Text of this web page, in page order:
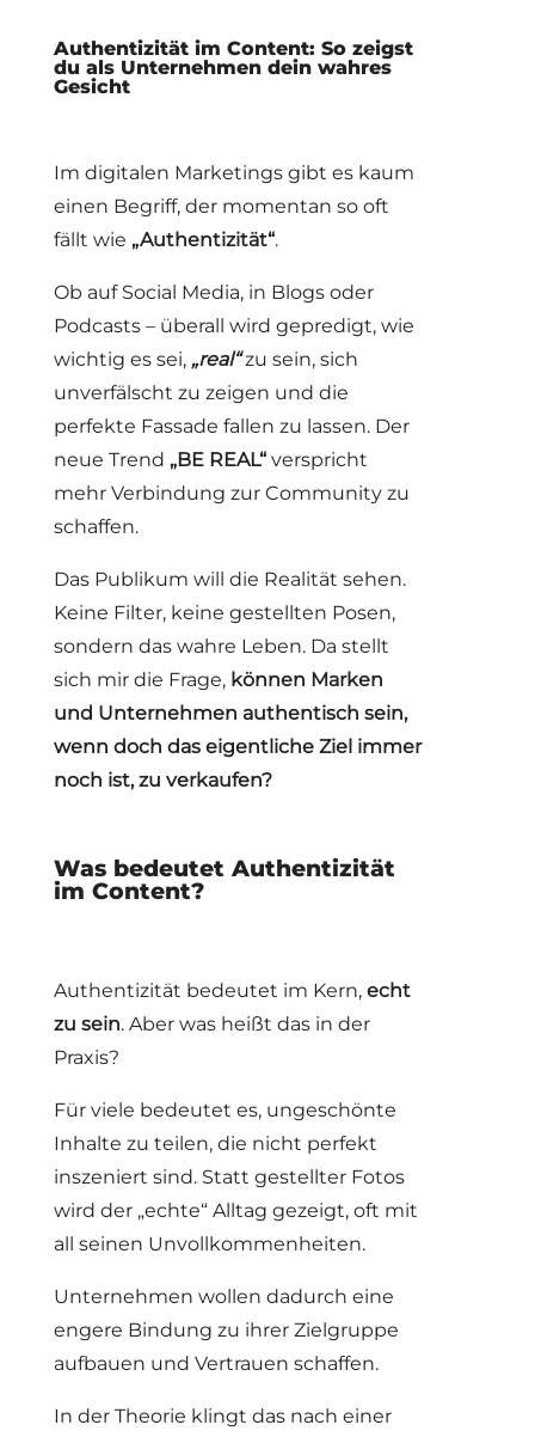
Authentizität im Content: So zeigst
du als Unternehmen dein wahres
Gesicht
Im digitalen Marketings gibt es kaum
einen Begriff, der momentan so oft
fällt wie „Authentizität“.
Ob auf Social Media, in Blogs oder
Podcasts – überall wird gepredigt, wie
wichtig es sei, „real“zu sein, sich
unverfälscht zu zeigen und die
perfekte Fassade fallen zu lassen. Der
neue Trend „BE REAL“verspricht
mehr Verbindung zur Community zu
schaffen.
Das Publikum will die Realität sehen.
Keine Filter, keine gestellten Posen,
sondern das wahre Leben. Da stellt
sich mir die Frage, können Marken
und Unternehmen authentisch sein,
wenn doch das eigentliche Ziel immer
noch ist, zu verkaufen?
Was bedeutet Authentizität
im Content?
Authentizität bedeutet im Kern,echt
zu sein. Aber was heißt das in der
Praxis?
Für viele bedeutet es, ungeschönte
Inhalte zu teilen, die nicht perfekt
inszeniert sind. Statt gestellter Fotos
wird der „echte“ Alltag gezeigt, oft mit
all seinen Unvollkommenheiten.
Unternehmen wollen dadurch eine
engere Bindung zu ihrer Zielgruppe
aufbauen und Vertrauen schaffen.
In der Theorie klingt das nach einer